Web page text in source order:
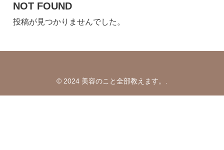
NOT FOUND
投稿が見つかりませんでした。
© 2024 美容のこと全部教えます。.